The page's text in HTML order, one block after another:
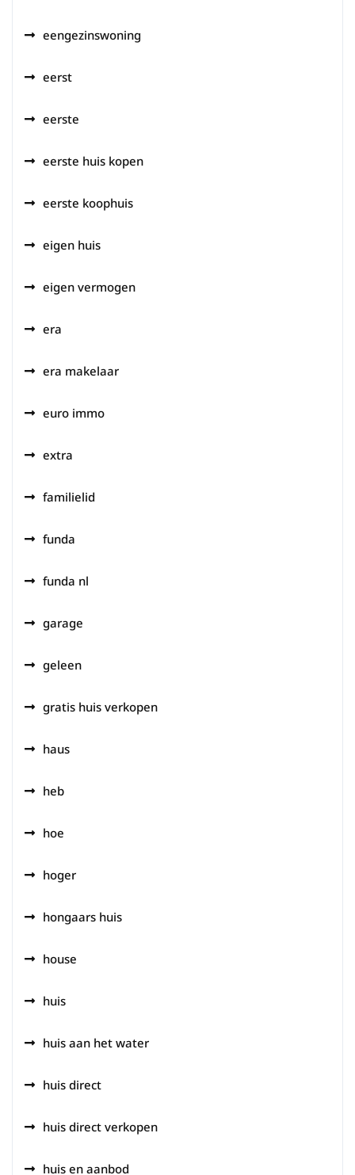
eengezinswoning
eerst
eerste
eerste huis kopen
eerste koophuis
eigen huis
eigen vermogen
era
era makelaar
euro immo
extra
familielid
funda
funda nl
garage
geleen
gratis huis verkopen
haus
heb
hoe
hoger
hongaars huis
house
huis
huis aan het water
huis direct
huis direct verkopen
huis en aanbod